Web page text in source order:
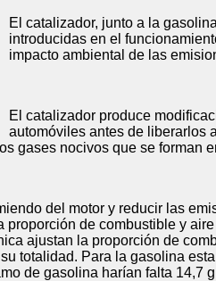
El catalizador, junto a la
introducidas en el
impacto ambiental de las
El catalizador produce
automóviles antes de liberarlos
gases nocivos que se forman
del motor y reducir las
proporción de combustible y
ajustan la proporción de
totalidad. Para la gasolina
de gasolina harían falta 14,7